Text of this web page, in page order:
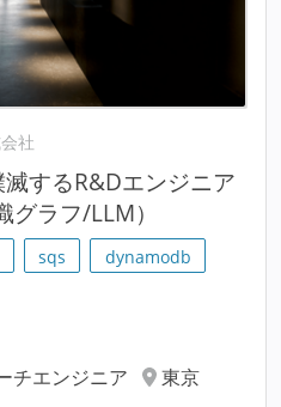
社
するR&Dエンジニア
グラフ/LLM）
sqs
dynamodb
チエンジニア
東京